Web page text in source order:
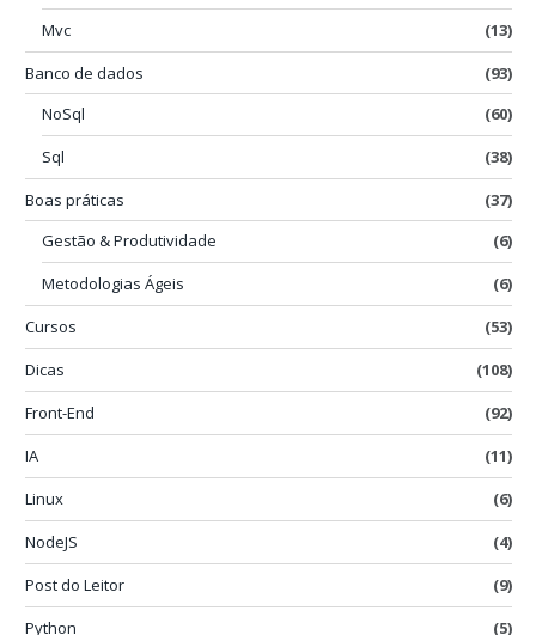
Mvc
(13)
Banco de dados
(93)
NoSql
(60)
Sql
(38)
Boas práticas
(37)
Gestão & Produtividade
(6)
Metodologias Ágeis
(6)
Cursos
(53)
Dicas
(108)
Front-End
(92)
IA
(11)
Linux
(6)
NodeJS
(4)
Post do Leitor
(9)
Python
(5)